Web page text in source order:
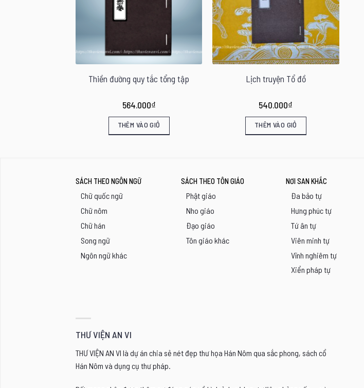
Thiền đường quy tắc tổng tập
564.000₫
THÊM VÀO GIỎ
Lịch truyện Tổ đồ
540.000₫
THÊM VÀO GIỎ
SÁCH THEO NGÔN NGỮ
Chữ quốc ngữ
Chữ nôm
Chữ hán
Song ngữ
Ngôn ngữ khác
SÁCH THEO TÔN GIÁO
Phật giáo
Nho giáo
Đạo giáo
Tôn giáo khác
NƠI SAN KHẮC
Đa bảo tự
Hưng phúc tự
Tứ ân tự
Viên minh tự
Vĩnh nghiêm tự
Xiển pháp tự
THƯ VIỆN AN VI
THƯ VIỆN AN VI là dự án chia sẻ nét đẹp thư họa Hán Nôm qua sắc phong, sách cổ
Hán Nôm và dụng cụ thư pháp.